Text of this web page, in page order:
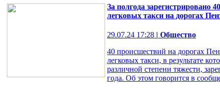
За полгода зарегистрировано
легковых такси на дорогах
29.07.24 17:28 | Общество
40 происшествий на дорогах
легковых такси, в результате
различной степени тяжести,
года. Об этом говорится в